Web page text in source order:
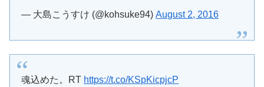
— 大島こうすけ (@kohsuke94)August 2, 2016
魂込めた。RT https://t.co/KSpKicpjcP